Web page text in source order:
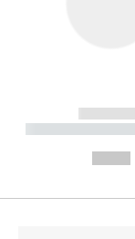
-----------